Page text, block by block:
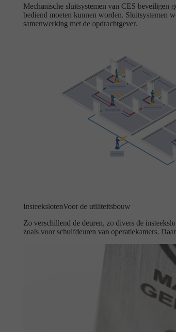
Mechanische sluitsystemen van CES beveiligen
bediend moeten kunnen worden. Sluitsystemen
samenwerking met de opdrachtgever.
InsteekslotenVoor de utiliteitsbouw
Zo verschillend de deuren, zo divers de
zoals voor schuifdeuren van operatiekamers.